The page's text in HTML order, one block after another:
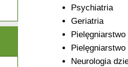
Psychiatria
Geriatria
Pielęgniarstwo
Neurologia